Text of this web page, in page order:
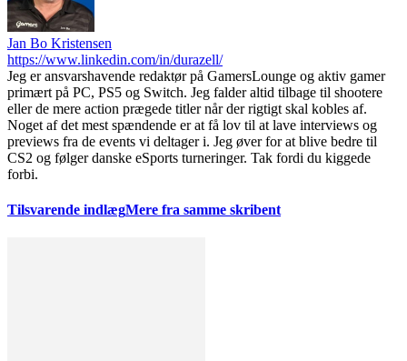
Jan Bo Kristensen
https://www.linkedin.com/in/durazell/
Jeg er ansvarshavende redaktør på GamersLounge og aktiv gamer
primært på PC, PS5 og Switch. Jeg falder altid tilbage til shootere
eller de mere action prægede titler når der rigtigt skal kobles af.
Noget af det mest spændende er at få lov til at lave interviews og
previews fra de events vi deltager i. Jeg øver for at blive bedre til
CS2 og følger danske eSports turneringer. Tak fordi du kiggede
forbi.
Tilsvarende indlægMere fra samme skribent